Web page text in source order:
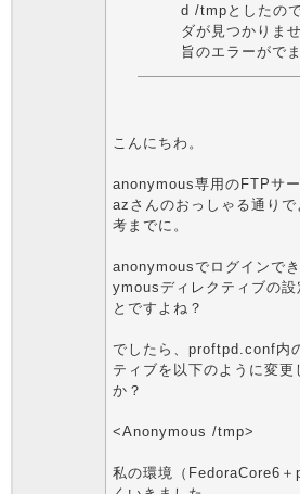
d /tmpとしたの
ダが見つかりま
旨のエラーがでま
こんにちわ。
anonymous専用のFTPサ
azさんのおっしゃる通り
考までに。
anonymousでログインで
ymousディレクティブの設
とですよね？
でしたら、proftpd.conf内
ティブを以下のように変更
か？
<Anonymous /tmp>
私の環境（FedoraCore6